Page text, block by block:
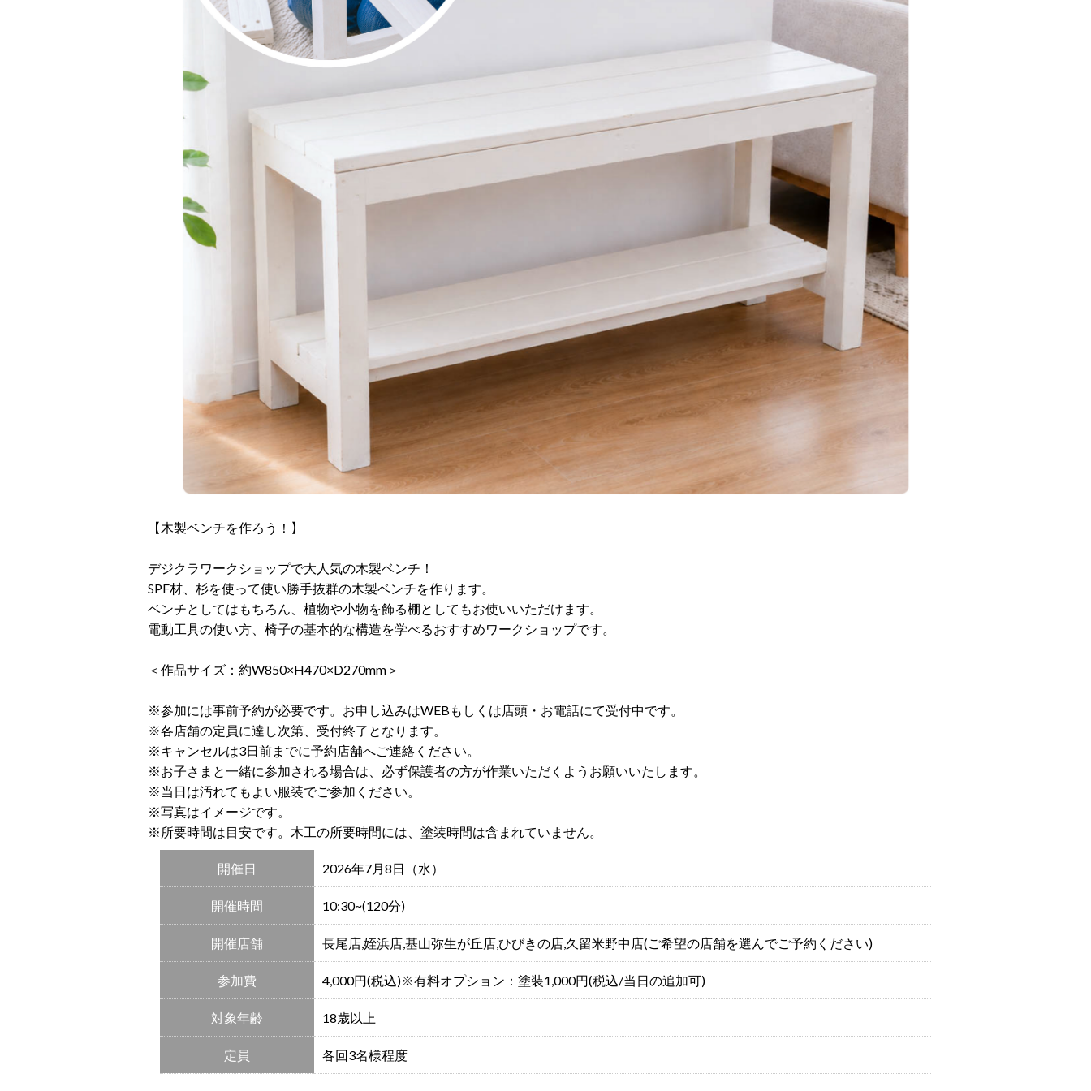
【木製ベンチを作ろう！】
デジクラワークショップで大人気の木製ベンチ！
SPF材、杉を使って使い勝手抜群の木製ベンチを作ります。
ベンチとしてはもちろん、植物や小物を飾る棚としてもお使いいただけます。
電動工具の使い方、椅子の基本的な構造を学べるおすすめワークショップです。
＜作品サイズ：約W850×H470×D270mm＞
※参加には事前予約が必要です。お申し込みはWEBもしくは店頭・お電話にて受付中です。
※各店舗の定員に達し次第、受付終了となります。
※キャンセルは3日前までに予約店舗へご連絡ください。
※お子さまと一緒に参加される場合は、必ず保護者の方が作業いただくようお願いいたします。
※当日は汚れてもよい服装でご参加ください。
※写真はイメージです。
※所要時間は目安です。木工の所要時間には、塗装時間は含まれていません。
開催日 2026年7月8日（水）
開催時間 10:30~(120分)
開催店舗 長尾店,姪浜店,基山弥生が丘店,ひびきの店,久留米野中店(ご希望の店舗を選んでご予約ください)
参加費 4,000円(税込)※有料オプション：塗装1,000円(税込/当日の追加可)
対象年齢 18歳以上
定員 各回3名様程度